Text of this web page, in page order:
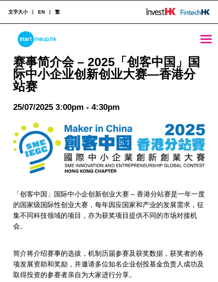
STARTMEUPHK
文字大小 EN 繁
赛事简介会 – 2025「创客中国」国
际中小企业创新创业大赛—香港分
站赛
25/07/2025 3:00pm - 4:30pm
「创客中国」国际中小企创新创业大赛 – 香港分站赛是一年一度
的国家级国际性创业大赛，每年因应国家和产业的发展需求，征
集不同科技领域的项目，亦为获奖项目提供不同的市场对接机
会。
简介将介绍赛事的选拔，机制历届参赛及获奖数据，获奖者的各
项发展资助和奖励，并邀请多位知名企业创投基金负责人成功及
取得投资的参赛者亲自为大家进行分享。